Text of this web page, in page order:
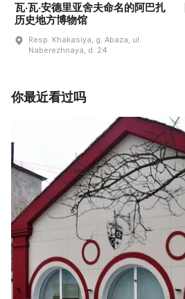
瓦·瓦·安德里亚舍夫命名的阿巴扎
历史地方博物馆
Resp. Khakasiya, g. Abaza, ul.
Naberezhnaya, d. 24
你最近看过吗